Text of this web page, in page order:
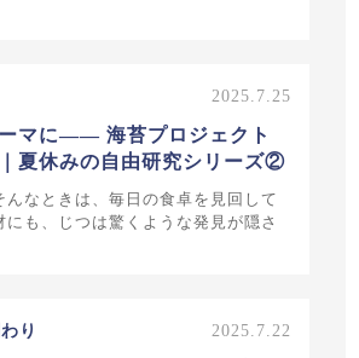
2025.7.25
マに—— 海苔プロジェクト
夏休みの自由研究シリーズ②
なときは、毎日の食卓を見回して
も、じつは驚くような発見が隠さ
り 2025.7.22